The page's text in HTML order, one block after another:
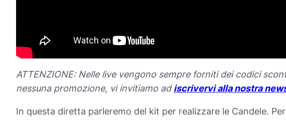
ATTENZIONE: Nelle live vengono sempre forniti dei codici
nessuna promozione, vi invitiamo adiscrivervi alla nostra
In questa diretta parleremo del kit per realizzare le Candele.